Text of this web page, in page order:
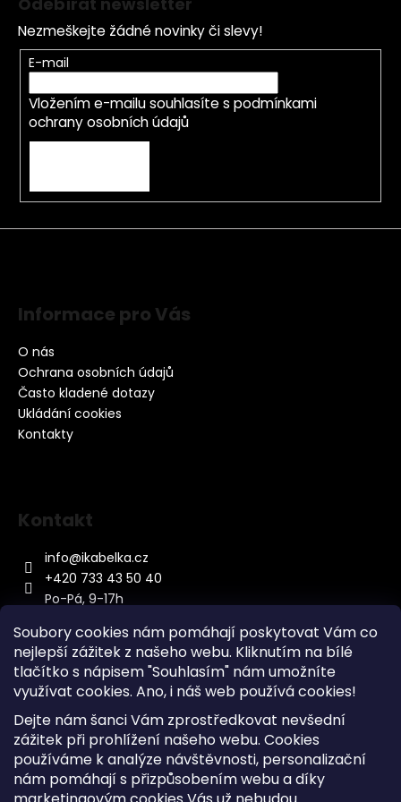
Soubory cookies nám pomáhají poskytovat Vám co
nejlepší zážitek z našeho webu. Kliknutím na bílé
tlačítko s nápisem "Souhlasím" nám umožníte
využívat cookies. Ano, i náš web používá cookies!
Dejte nám šanci Vám zprostředkovat nevšední
zážitek při prohlížení našeho webu. Cookies
používáme k analýze návštěvnosti, personalizační
nám pomáhají s přizpůsobením webu a díky
Nezmeškejte žádné novinky či slevy!
E-mail
Vložením e-mailu souhlasíte s podmínkami
ochrany osobních údajů
Informace pro Vás
O nás
Ochrana osobních údajů
Často kladené dotazy
Ukládání cookies
Kontakty
Kontakt
info@ikabelka.cz
+420 733 43 50 40
Po-Pá, 9-17h
Kontakt
Sitemap
Doprava a Platba
Reklamace Zboží